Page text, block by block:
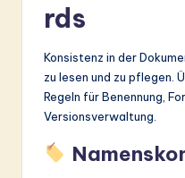
rds
Konsistenz in der
zu lesen und zu pflegen.
Regeln für Benennung,
Versionsverwaltung.